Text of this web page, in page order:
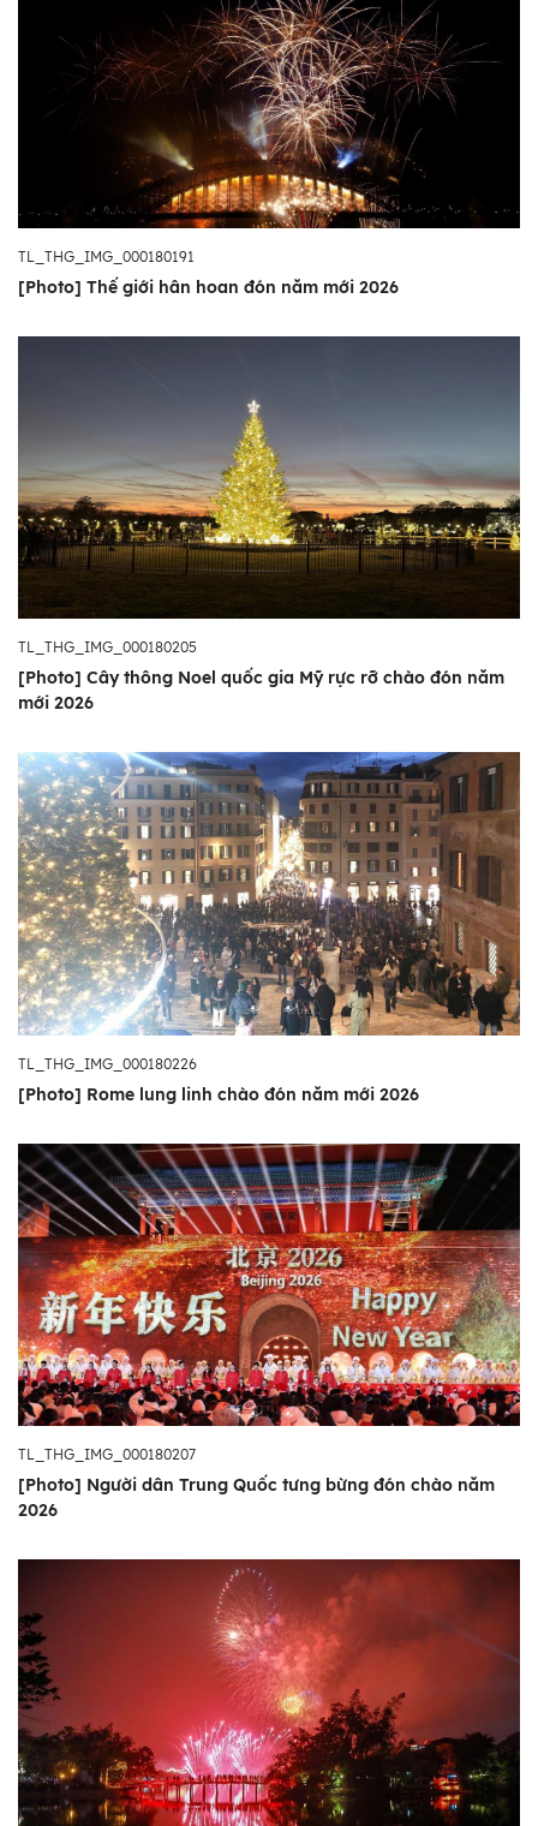
TL_THG_IMG_000180191
[Photo] Thế giới hân hoan đón năm mới 2026
TL_THG_IMG_000180205
[Photo] Cây thông Noel quốc gia Mỹ rực rỡ chào đón năm
mới 2026
TL_THG_IMG_000180226
[Photo] Rome lung linh chào đón năm mới 2026
TL_THG_IMG_000180207
[Photo] Người dân Trung Quốc tưng bừng đón chào năm
2026